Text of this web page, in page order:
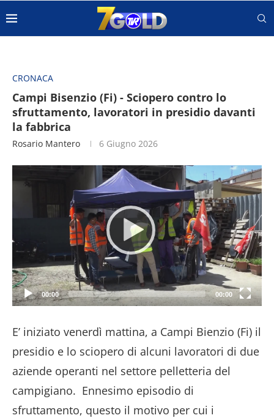
CRONACA
Campi Bisenzio (Fi) - Sciopero contro lo
sfruttamento, lavoratori in presidio davanti
la fabbrica
Rosario Mantero 6 Giugno 2026
Video
Player
00:00 00:00
E’ iniziato venerdì mattina, a Campi Bienzio (Fi) il
presidio e lo sciopero di alcuni lavoratori di due
aziende operanti nel settore pelletteria del
campigiano. Ennesimo episodio di
sfruttamento, questo il motivo per cui i